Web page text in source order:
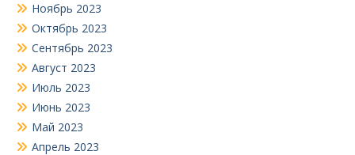
Ноябрь 2023
Октябрь 2023
Сентябрь 2023
Август 2023
Июль 2023
Июнь 2023
Май 2023
Апрель 2023